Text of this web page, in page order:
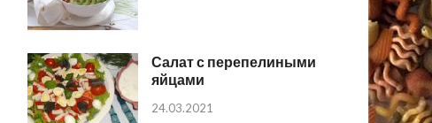
Салат с перепелиными
яйцами
24.03.2021